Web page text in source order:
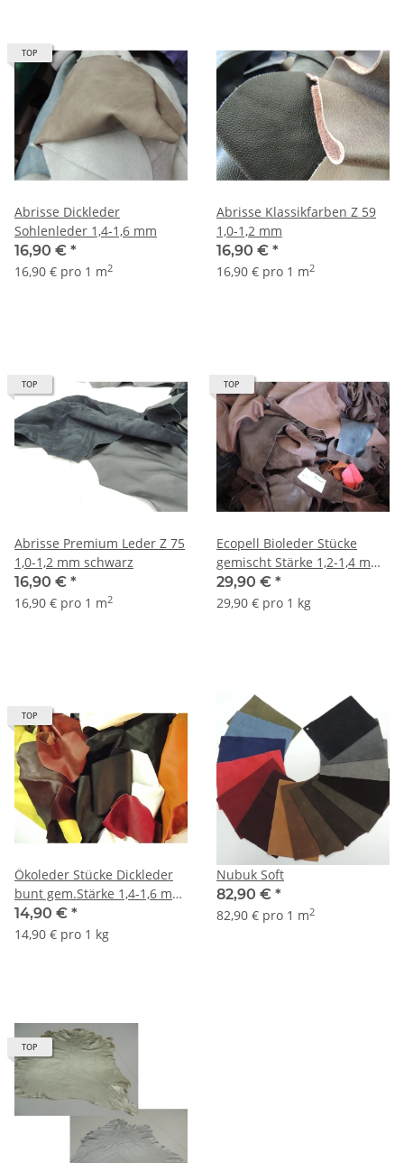
TOP
Abrisse Dickleder
Sohlenleder 1,4-1,6 mm
16,90 € *
16,90 € pro 1 m2
Abrisse Klassikfarben Z 59
1,0-1,2 mm
16,90 € *
16,90 € pro 1 m2
TOP
Abrisse Premium Leder Z 75
1,0-1,2 mm schwarz
16,90 € *
16,90 € pro 1 m2
TOP
Ecopell Bioleder Stücke
gemischt Stärke 1,2-1,4 mm
ab 1 kg
29,90 € *
29,90 € pro 1 kg
TOP
Ökoleder Stücke Dickleder
bunt gem.Stärke 1,4-1,6 mm
ab 1 kg
14,90 € *
14,90 € pro 1 kg
Nubuk Soft
82,90 € *
82,90 € pro 1 m2
TOP